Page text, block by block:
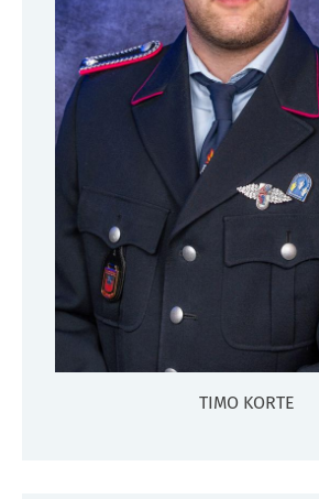
TIMO KORTE